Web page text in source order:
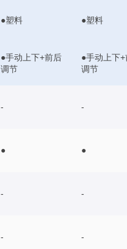
●塑料 ●塑料
●手动上下+前后
调节
●手动上下
调节
- -
● ●
- -
- -